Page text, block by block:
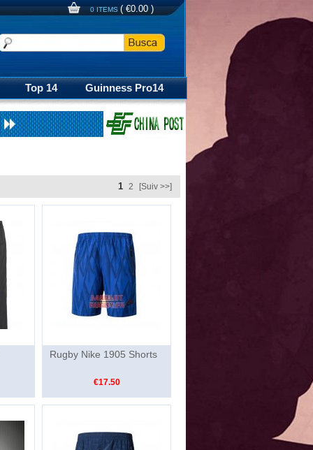
0 ITEMS ( €0.00 )
Top 14
Guinness Pro14
1 2 [Suiv >>]
Rugby Nike 1905 Shorts
€17.50